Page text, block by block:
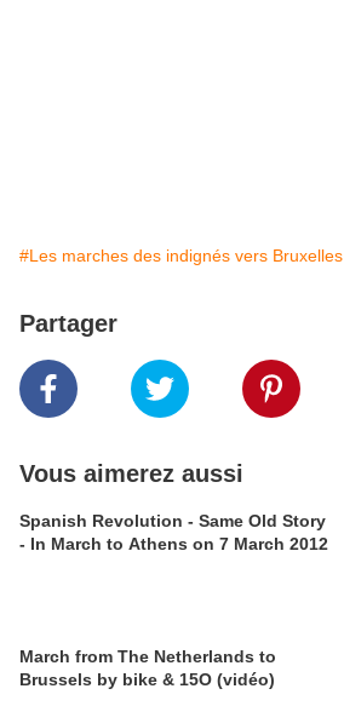
#Les marches des indignés vers Bruxelles
Partager
Vous aimerez aussi
Spanish Revolution - Same Old Story
- In March to Athens on 7 March 2012
March from The Netherlands to
Brussels by bike & 15O (vidéo)